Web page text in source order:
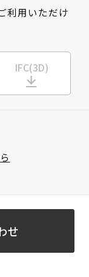
利用いただけ
IFC(3D)
せ